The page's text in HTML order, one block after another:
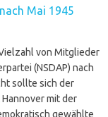
Mai 1945
von Mitglieder
(NSDAP) nach
sollte sich der
mit der
gewählte